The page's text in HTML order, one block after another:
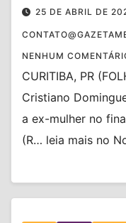
25 DE ABRIL DE
NENHUM
CURITIBA, PR
Cristiano
a ex-mulher no
(R… leia mais no